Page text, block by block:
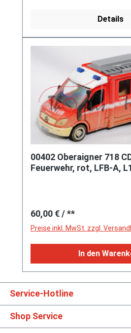
Details
00402 Oberaigner 718
Feuerwehr, rot, LFB-A,
Regulärer Preis:
60,00 €/ **
Preise inkl. MwSt. zzgl.
In den
Service-Hotline
Shop Service